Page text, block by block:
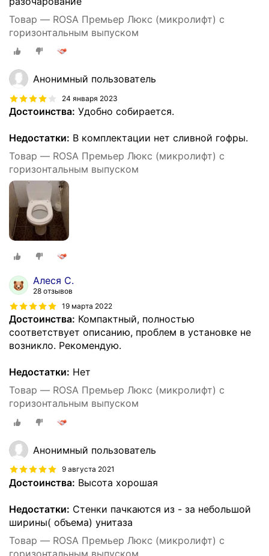
Товар — ROSA Премьер Люкс (микролифт) с
горизонтальным выпуском
Анонимный пользователь
24 января 2023
Достоинства: Удобно собирается.
Недостатки: В комплектации нет сливной гофры.
Товар — ROSA Премьер Люкс (микролифт) с
горизонтальным выпуском
Алеся С.
28 отзывов
19 марта 2022
Достоинства: Компактный, полностью
соответствует описанию, проблем в установке не
возникло. Рекомендую.
Недостатки: Нет
Товар — ROSA Премьер Люкс (микролифт) с
горизонтальным выпуском
Анонимный пользователь
9 августа 2021
Достоинства: Высота хорошая
Недостатки: Стенки пачкаются из - за небольшой
ширины( объема) унитаза
Товар — ROSA Премьер Люкс (микролифт) с
горизонтальным выпуском